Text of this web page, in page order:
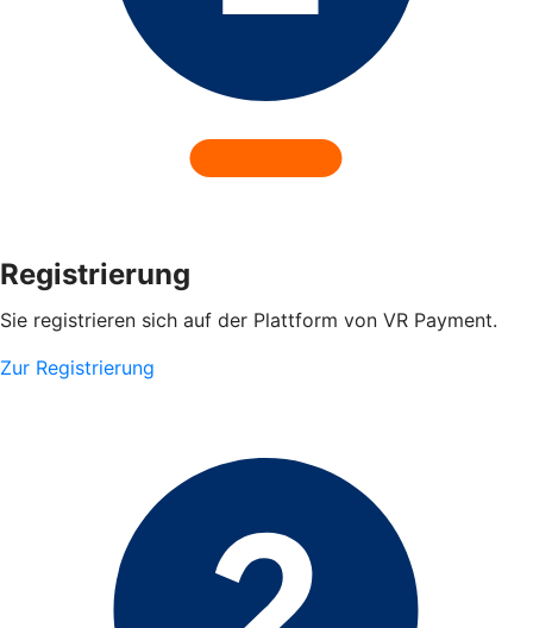
Registrierung
Sie registrieren sich auf der Plattform von VR Payment.
Zur Registrierung